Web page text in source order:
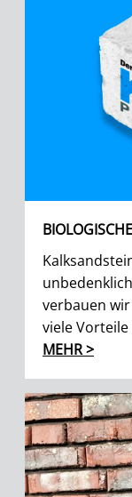
verbauen wir
viele
MEHR >